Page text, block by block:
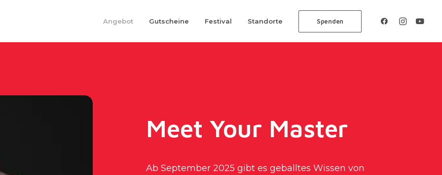
Angebot Gutscheine Festival Standorte Spenden
Meet Your Master
Ab September 2025 gibt es geballtes Wissen von